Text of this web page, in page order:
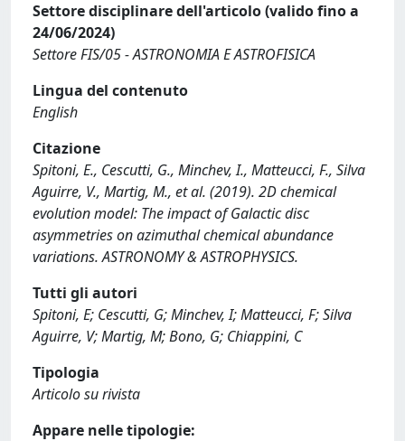
Settore disciplinare dell'articolo (valido fino a
24/06/2024)
Settore FIS/05 - ASTRONOMIA E ASTROFISICA
Lingua del contenuto
English
Citazione
Spitoni, E., Cescutti, G., Minchev, I., Matteucci, F., Silva
Aguirre, V., Martig, M., et al. (2019). 2D chemical
evolution model: The impact of Galactic disc
asymmetries on azimuthal chemical abundance
variations. ASTRONOMY & ASTROPHYSICS.
Tutti gli autori
Spitoni, E; Cescutti, G; Minchev, I; Matteucci, F; Silva
Aguirre, V; Martig, M; Bono, G; Chiappini, C
Tipologia
Articolo su rivista
Appare nelle tipologie: